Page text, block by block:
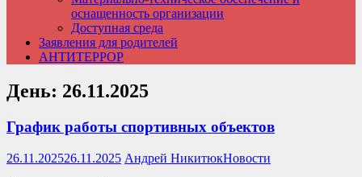
оснащенность организации
Доступная среда
Заявления для родителей
АНТИТЕРРОР
День: 26.11.2025
График работы спортивных объектов
26.11.202526.11.2025 Андрей НикитюкНовости